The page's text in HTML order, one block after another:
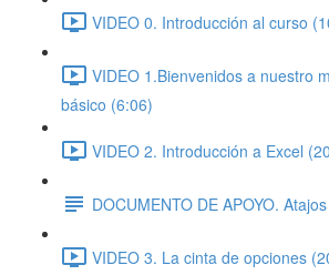
VIDEO 0. Introducción al curso
VIDEO 1.Bienvenidos a nuestro
básico (6:06)
VIDEO 2. Introducción a Excel
DOCUMENTO DE APOYO.
VIDEO 3. La cinta de opciones